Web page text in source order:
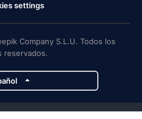
settings
Company S.L.U. Todos los
reservados.